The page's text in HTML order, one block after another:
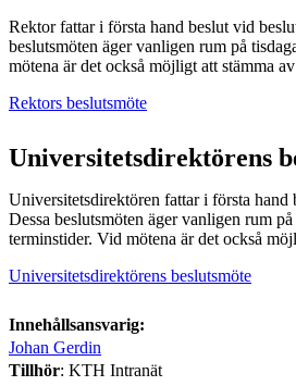
Rektor fattar i första hand beslut vid
beslutsmöten äger vanligen rum på
mötena är det också möjligt att stämma
Rektors beslutsmöte
Universitetsdirektörens
Universitetsdirektören fattar i första hand
Dessa beslutsmöten äger vanligen rum
terminstider. Vid mötena är det också
Universitetsdirektörens beslutsmöte
Innehållsansvarig:
Johan Gerdin
Tillhör: KTH Intranät